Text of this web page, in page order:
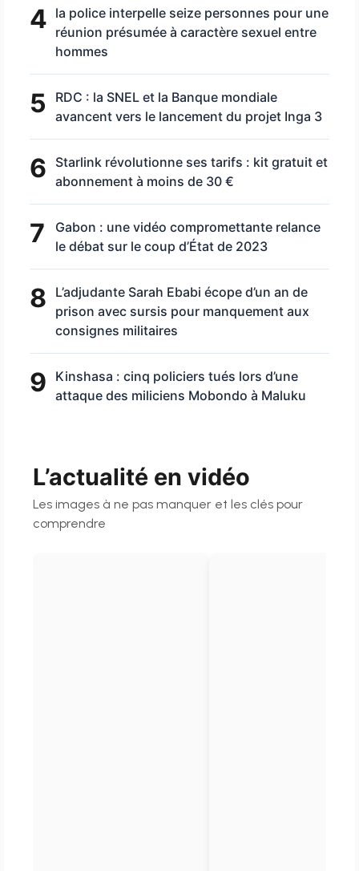
4 la police interpelle seize personnes pour une
réunion présumée à caractère sexuel entre
hommes
5
RDC : la SNEL et la Banque mondiale
avancent vers le lancement du projet Inga 3
6
Starlink révolutionne ses tarifs : kit gratuit et
abonnement à moins de 30 €
7
Gabon : une vidéo compromettante relance
le débat sur le coup d’État de 2023
8
L’adjudante Sarah Ebabi écope d’un an de
prison avec sursis pour manquement aux
consignes militaires
9
Kinshasa : cinq policiers tués lors d’une
attaque des miliciens Mobondo à Maluku
L’actualité en vidéo
Les images à ne pas manquer et les clés pour
comprendre